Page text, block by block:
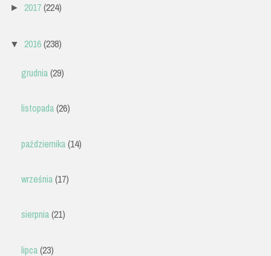
► 2017(224)
▼ 2016(238)
grudnia(29)
listopada(26)
października(14)
września(17)
sierpnia(21)
lipca(23)